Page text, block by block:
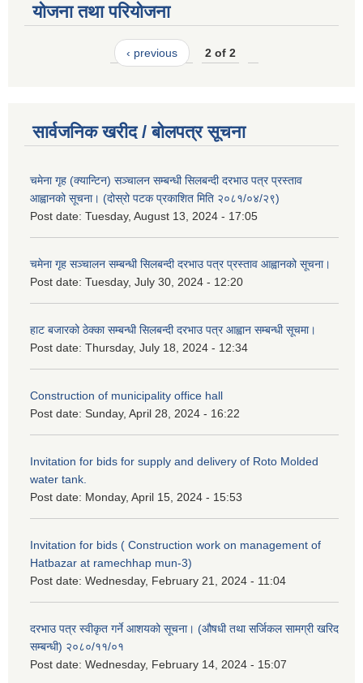
योजना तथा परियोजना
‹ previous 2 of 2
सार्वजनिक खरीद / बोलपत्र सूचना
चमेना गृह (क्यान्टिन) सञ्चालन सम्बन्धी सिलबन्दी दरभाउ पत्र प्रस्ताव
आह्वानको सूचना। (दोस्रो पटक प्रकाशित मिति २०८१/०४/२९)
Post date: Tuesday, August 13, 2024 - 17:05
चमेना गृह सञ्चालन सम्बन्धी सिलबन्दी दरभाउ पत्र प्रस्ताव आह्वानको सूचना।
Post date: Tuesday, July 30, 2024 - 12:20
हाट बजारको ठेक्का सम्बन्धी सिलबन्दी दरभाउ पत्र आह्वान सम्बन्धी सूचमा।
Post date: Thursday, July 18, 2024 - 12:34
Construction of municipality office hall
Post date: Sunday, April 28, 2024 - 16:22
Invitation for bids for supply and delivery of Roto Molded
water tank.
Post date: Monday, April 15, 2024 - 15:53
Invitation for bids ( Construction work on management of
Hatbazar at ramechhap mun-3)
Post date: Wednesday, February 21, 2024 - 11:04
दरभाउ पत्र स्वीकृत गर्ने आशयको सूचना। (औषधी तथा सर्जिकल सामग्री खरिद
सम्बन्धी) २०८०/११/०१
Post date: Wednesday, February 14, 2024 - 15:07